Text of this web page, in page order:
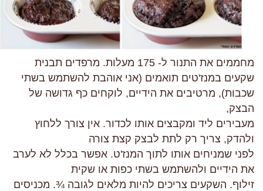
מחממים את התנור ל- 175 מעלות. מרפדים תבנית
שקעים במנז'טים תואמים (אני אוהבת להשתמש בשתי
שכבות), מרטיבים את הידיים, לוקחים כף גדושה של
הבצק,
מעבירים ליד ומקבצים אותו לכדור. אין צורך ללחוץ
ולהדק, צריך רק לתת לבצק קצת צורה
לפני שמניחים אותו לתוך המנז'ט. אפשר בכלל לא לערב
את הידיים ולהשתמש בשתי כפות או שקית
זילוף. השקעים צריכים להיות מלאים לגובה ¾. מכניסים